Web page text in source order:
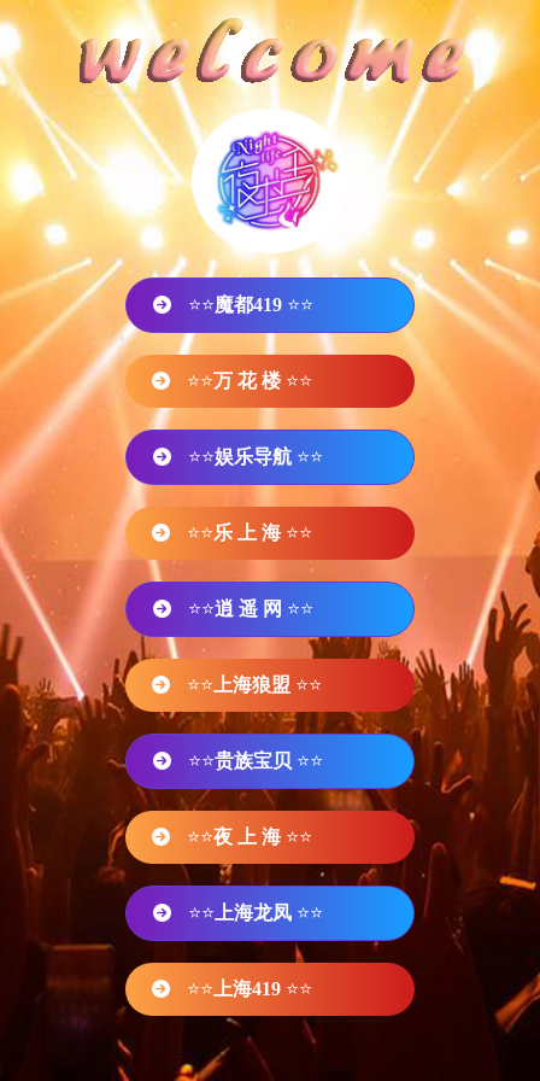
⭐⭐魔都419 ⭐⭐
⭐⭐万 花 楼 ⭐⭐
⭐⭐娱乐导航 ⭐⭐
⭐⭐乐 上 海 ⭐⭐
⭐⭐逍 遥 网 ⭐⭐
⭐⭐ 上海狼盟 ⭐⭐
⭐⭐贵族宝贝 ⭐⭐
⭐⭐夜 上 海 ⭐⭐
⭐⭐ 上海龙凤 ⭐⭐
⭐⭐ 上海419 ⭐⭐